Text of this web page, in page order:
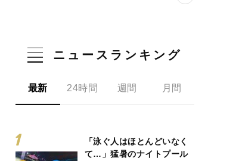
ニュースランキング
最新 24時間 週間 月間
「泳ぐ人はほとんどいなく
て…」猛暑のナイトプール